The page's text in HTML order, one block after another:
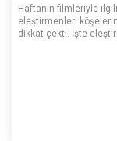
Haftanın filmleriyle
eleştirmenleri
dikkat çekti. İşte